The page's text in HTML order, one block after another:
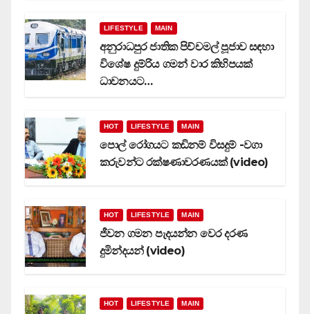
LIFESTYLE MAIN
අනුරාධපුර ජාතික පිච්චමල් පූජාව සඳහා
විශේෂ දුම්රිය ගමන් වාර කිහිපයක්
ධාවනයට…
HOT LIFESTYLE MAIN
පොල් රෝගයට කඩිනම් විසදුම් -වගා
කරුවන්ට රක්ෂණාවරණයක් (video)
HOT LIFESTYLE MAIN
ජීවන ගමන පැදයන්න වෙර දරණ
දුමින්දයන් (video)
HOT LIFESTYLE MAIN